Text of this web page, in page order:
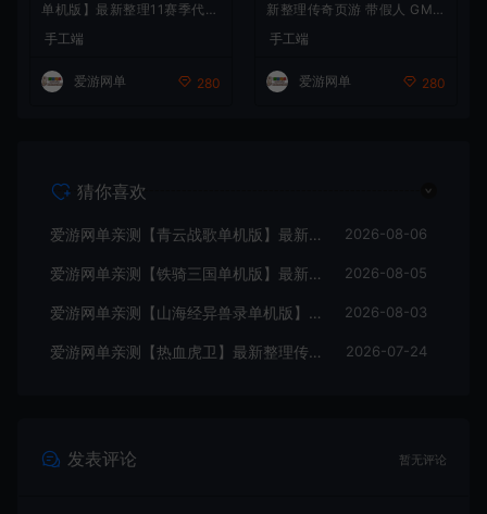
单机版】最新整理11赛季代金
券内购版 带GM物品充值后台
模拟器手游 解压一键端 视频
安装教学+手工端文本教学
手工端
爱游网单 280
新整理传奇页游 带假人 GM
命令 数据库添加充值 虚拟机
一键端 视频安装教学+手工端
文本教学
手工端
爱游网单 280
猜你喜欢
爱游网单亲测【青云战歌单机版】最新整理页游修仙单机一键端Win系单机服务端PC客户端 GM后台 通用视频教学+手工端文本教学 2026-08-06
爱游网单亲测【铁骑三国单机版】最新整理页游单机一键端Win系单机服务端PC客户端 GM后台 通用视频教学+手工端文本教学 2026-08-05
爱游网单亲测【山海经异兽录单机版】最新整理11赛季代金券内购版 带GM物品充值后台 模拟器手游 解压一键端 视频安装教学+手工端文本教学 2026-08-03
爱游网单亲测【热血虎卫】最新整理传奇页游 带假人 GM命令 数据库添加充值 虚拟机一键端 视频安装教学+手工端文本教学 2026-07-24
发表评论 暂无评论